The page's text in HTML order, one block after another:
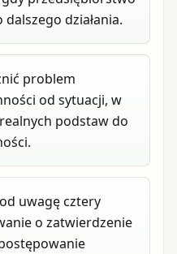
dalszego działania.
problem
od sytuacji, w
podstaw do
uwagę cztery
o zatwierdzenie